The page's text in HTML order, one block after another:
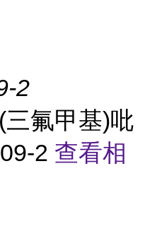
2
氟甲基)吡
2 查看相